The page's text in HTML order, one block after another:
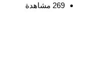
269 مشاهدة